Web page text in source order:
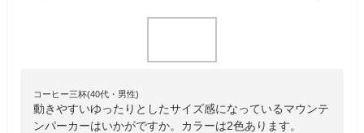
コーヒー三杯(40代・男性)
動きやすいゆったりとしたサイズ感になっているマウンテ
ンパーカーはいかがですか。カラーは2色あります。